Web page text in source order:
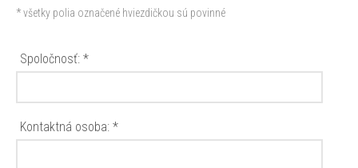
* všetky polia označené hviezdičkou sú povinné
Spoločnosť: *
Kontaktná osoba: *